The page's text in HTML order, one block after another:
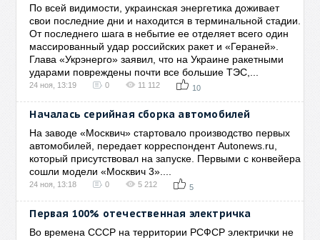
По всей видимости, украинская энергетика доживает
свои последние дни и находится в терминальной стадии.
От последнего шага в небытие ее отделяет всего один
массированный удар российских ракет и «Гераней».
Глава «Укрэнерго» заявил, что на Украине ракетными
ударами повреждены почти все большие ТЭС,...
24 ноя, 13:19 0 11 112 10
Началась серийная сборка автомобилей
На заводе «Москвич» стартовало производство первых
автомобилей, передает корреспондент Autonews.ru,
который присутствовал на запуске. Первыми с конвейера
сошли модели «Москвич 3»....
24 ноя, 13:18 0 5 212 5
Первая 100% отечественная электричка
Во времена СССР на территории РСФСР электрички не